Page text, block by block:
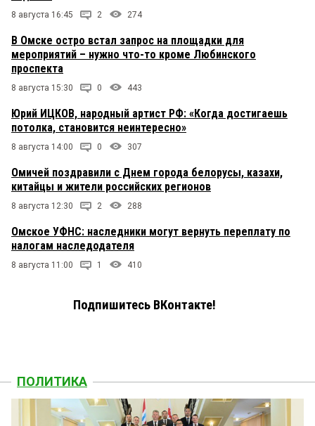
8 августа 16:45 2 274
В Омске остро встал запрос на площадки для
мероприятий – нужно что-то кроме Любинского
проспекта
8 августа 15:30 0 443
Юрий ИЦКОВ, народный артист РФ: «Когда достигаешь
потолка, становится неинтересно»
8 августа 14:00 0 307
Омичей поздравили с Днем города белорусы, казахи,
китайцы и жители российских регионов
8 августа 12:30 2 288
Омское УФНС: наследники могут вернуть переплату по
налогам наследодателя
8 августа 11:00 1 410
Подпишитесь ВКонтакте!
ПОЛИТИКА